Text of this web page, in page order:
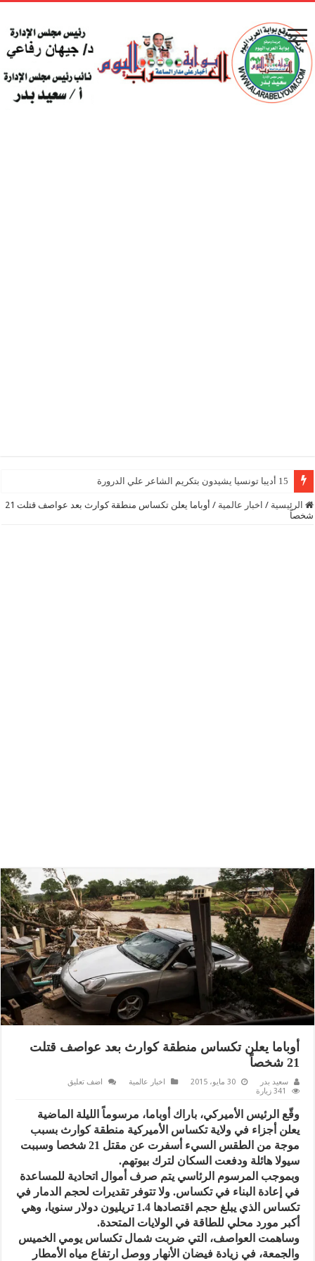
15 أديبا تونسيا يشيدون بتكريم الشاعر علي الدرورة
الرئيسية / اخبار عالمية /
أوباما يعلن تكساس منطقة كوارث بعد عواصف قتلت 21
شخصاً
أوباما يعلن تكساس منطقة كوارث بعد عواصف قتلت
21 شخصاً
سعيد بدر 30 مايو، 2015 اخبار عالمية
اضف تعليق
341 زيارة
وقّع الرئيس الأميركي، باراك أوباما، مرسوماً الليلة الماضية
يعلن أجزاء في ولاية تكساس الأميركية منطقة كوارث بسبب
موجة من الطقس السيء أسفرت عن مقتل 21 شخصا وسببت
سيولا هائلة ودفعت السكان لترك بيوتهم.
وبموجب المرسوم الرئاسي يتم صرف أموال اتحادية للمساعدة
في إعادة البناء في تكساس. ولا تتوفر تقديرات لحجم الدمار في
تكساس الذي يبلغ حجم اقتصادها 1.4 تريليون دولار سنويا، وهي
أكبر مورد محلي للطاقة في الولايات المتحدة.
وساهمت العواصف، التي ضربت شمال تكساس يومي الخميس
والجمعة، في زيادة فيضان الأنهار ووصل ارتفاع مياه الأمطار